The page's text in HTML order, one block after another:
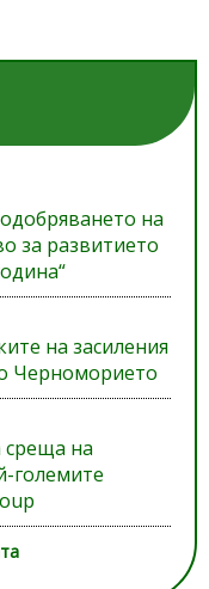
на
за развитието
на засиления
Черноморието
на
големите